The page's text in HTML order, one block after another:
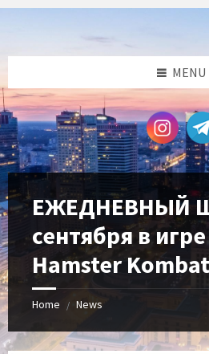
sidebar
sidebar
MENU
ЕЖЕДНЕВНЫЙ
сентября в
Hamster
Home / News